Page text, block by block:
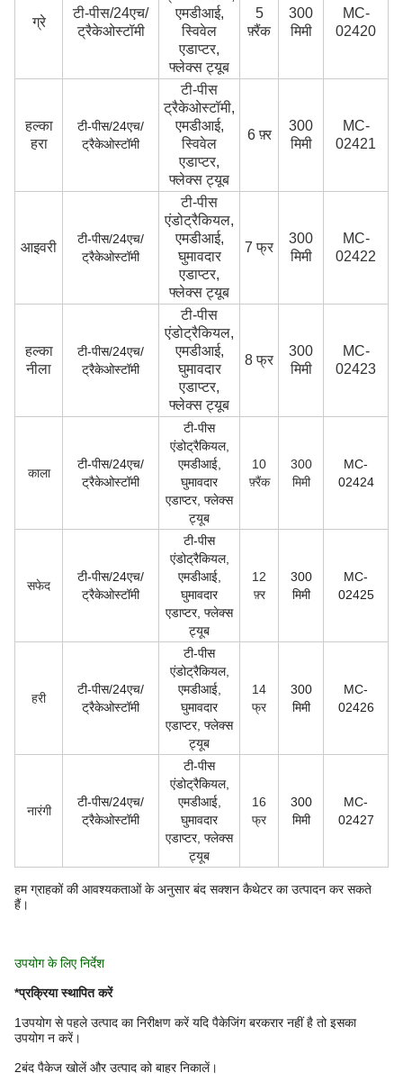
ग्रे
टी-पीस/24एच/
ट्रैकेओस्टॉमी
एमडीआई,
स्विवेल
एडाप्टर,
फ्लेक्स ट्यूब
5
फ़्रैंक
300
मिमी
MC-
02420
हल्का
हरा
टी-पीस/24एच/
ट्रैकेओस्टॉमी
टी-पीस
ट्रैकेओस्टॉमी,
एमडीआई,
स्विवेल
एडाप्टर,
फ्लेक्स ट्यूब
6 फ़्र
300
मिमी
MC-
02421
आइवरी
टी-पीस/24एच/
ट्रैकेओस्टॉमी
टी-पीस
एंडोट्रैकियल,
एमडीआई,
घुमावदार
एडाप्टर,
फ्लेक्स ट्यूब
7 फ्र
300
मिमी
MC-
02422
हल्का
नीला
टी-पीस/24एच/
ट्रैकेओस्टॉमी
टी-पीस
एंडोट्रैकियल,
एमडीआई,
घुमावदार
एडाप्टर,
फ्लेक्स ट्यूब
8 फ्र
300
मिमी
MC-
02423
काला
टी-पीस/24एच/
ट्रैकेओस्टॉमी
टी-पीस
एंडोट्रैकियल,
एमडीआई,
घुमावदार
एडाप्टर, फ्लेक्स
ट्यूब
10
फ़्रैंक
300
मिमी
MC-
02424
सफेद
टी-पीस/24एच/
ट्रैकेओस्टॉमी
टी-पीस
एंडोट्रैकियल,
एमडीआई,
घुमावदार
एडाप्टर, फ्लेक्स
ट्यूब
12
फ़्र
300
मिमी
MC-
02425
हरी
टी-पीस/24एच/
ट्रैकेओस्टॉमी
टी-पीस
एंडोट्रैकियल,
एमडीआई,
घुमावदार
एडाप्टर, फ्लेक्स
ट्यूब
14
फ्र
300
मिमी
MC-
02426
नारंगी
टी-पीस/24एच/
ट्रैकेओस्टॉमी
टी-पीस
एंडोट्रैकियल,
एमडीआई,
घुमावदार
एडाप्टर, फ्लेक्स
ट्यूब
16
फ्र
300
मिमी
MC-
02427
हम ग्राहकों की आवश्यकताओं के अनुसार बंद सक्शन कैथेटर का उत्पादन कर सकते
हैं।
उपयोग के लिए निर्देश
*प्रक्रिया स्थापित करें
1उपयोग से पहले उत्पाद का निरीक्षण करें यदि पैकेजिंग बरकरार नहीं है तो इसका
उपयोग न करें।
2बंद पैकेज खोलें और उत्पाद को बाहर निकालें।